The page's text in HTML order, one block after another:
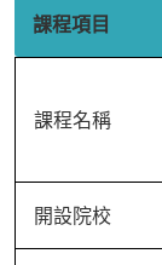
課程項目
課程名稱
開設院校